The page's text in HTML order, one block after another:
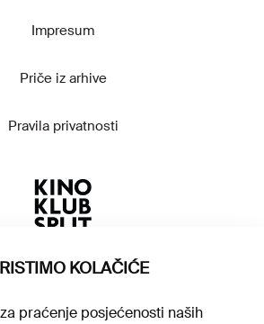
Impresum
Priče iz arhive
Pravila privatnosti
KOLAČIĆE
praćenje posjećenosti naših